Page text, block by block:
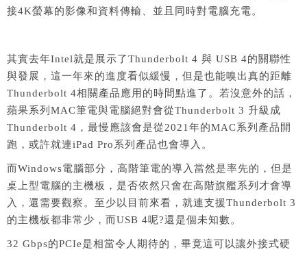
接4K螢幕的影像和資料傳輸、並且同時對電腦充電。
其實去年Intel就是展示了Thunderbolt 4 與 USB 4的關聯性
與發展，這一年來的進度看似緩慢，但是也能嗅出真的距離
Thunderbolt 4相關產品應用的時間點進了。若沒意外的話，
蘋果系列MAC筆電與電腦絕對會從Thunderbolt 3 升級成
Thunderbolt 4，最慢應該會是從2021年的MAC系列產品開
跑，或許就連iPad Pro系列產品也會導入。
而Windows電腦部分，高階筆電的導入當然是率先的，但是
桌上型電腦的主機板，是否依然只會在高階旗艦系列才會導
入，還需要觀察。至少以目前來看，就連支援Thunderbolt 3
的主機板都非常少，而USB 4呢?還是個未知數。
32 Gbps的PCIe是相當令人期待的，畢竟這可以讓外接式硬